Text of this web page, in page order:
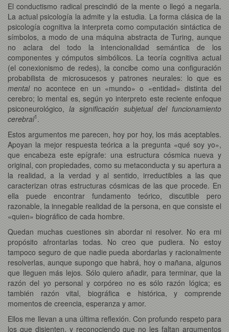
El conductismo radical prescindió de la mente o llegó a negarla.
La actual psicología la admite y la estudia. La forma clásica de la
psicología cognitiva la interpreta como computación sintáctica de
símbolos, a modo de una máquina abstracta de Turing, aunque
no aclara del todo la intencionalidad semántica de los
componentes y cómputos simbólicos. La teoría cognitiva actual
(el conexionismo de redes), la concibe como una configuración
probabilista de microsucesos y patrones neurales: lo que es
mentalno acontece en un «mundo» o «entidad» distinta del
cerebro; lo mental es, según yo interpreto este reciente enfoque
psiconeurológico,la significación subjetual del funcionamiento
cerebral1 .
Estos argumentos me parecen, hoy por hoy, los más aceptables.
Apoyan la mejor respuesta teórica a la pregunta «qué soy yo»,
que encabeza este epígrafe: una estructura cósmica nueva y
original, con propiedades, como su metaconducta y su apertura a
la realidad, a la verdad y al sentido, irreductibles a las que
caracterizan otras estructuras cósmicas de las que procede. En
ella puede encontrar fundamento teórico, discutible pero
razonable, la innegable realidad de la persona, en que consiste el
«quien» biográfico de cada hombre.
Quedan muchas cuestiones sin abordar ni resolver. No era mi
propósito afrontarlas todas. No creo que pudiera. No estoy
tampoco seguro de que nadie pueda abordarlas y racionalmente
resolverlas, aunque supongo que habrá, hoy o mañana, algunos
que lleguen más lejos. Sólo quiero añadir, para terminar, que la
razón del yo personal y corpóreo no es sólo razón lógica; es
también razón vital, biográfica e histórica, y comprende
momentos de creencia, esperanza y amor.
Ellos me llevan a una última reflexión. Con profundo respeto para
los que disienten, y reconociendo que no les faltan argumentos